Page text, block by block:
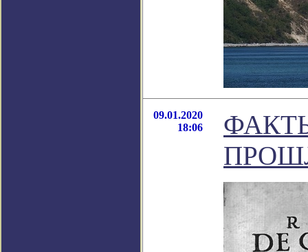
09.01.2020
18:06